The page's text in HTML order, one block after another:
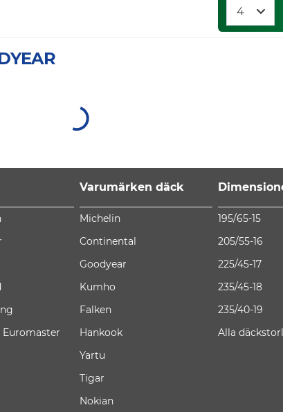
Euromaster
Varumärken däck
Michelin
Continental
Goodyear
Kumho
Falken
Hankook
Yartu
Tigar
Nokian
195/65-15
205/55-16
225/45-17
235/45-18
235/40-19
Alla